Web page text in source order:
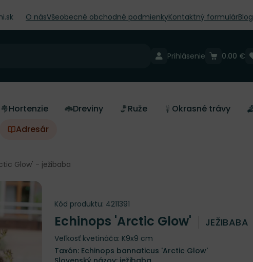
O násVšeobecné obchodné podmienkyKontaktný formulárBlog
Prihlásenie 0.00 €
Hortenzie Dreviny Ruže Okrasné trávy
Adresár
Glow' - ježibaba
Kód produktu: 4211391
Echinops 'Arctic Glow' JEŽIBABA
Veľkosť kvetináča: K9x9 cm
Taxón: Echinops bannaticus 'Arctic Glow'